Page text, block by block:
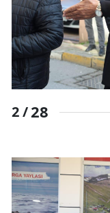
2 /28